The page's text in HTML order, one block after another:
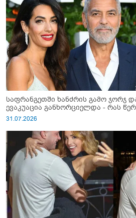
საფრანგეთში ხანძრის გამო ჯორჯ
ევაკუაცია განხორციელდა - რას
31.07.2026